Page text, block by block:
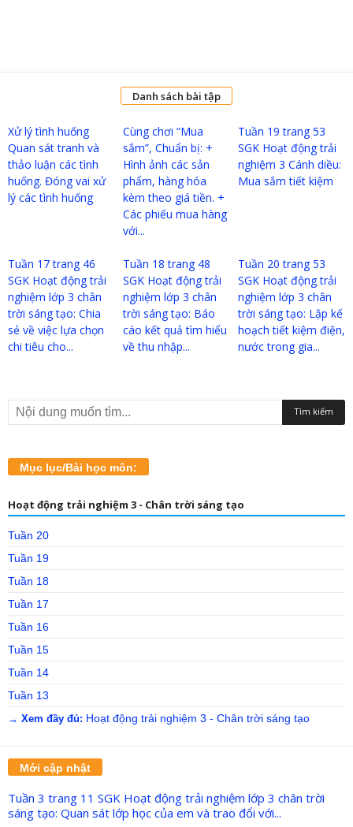
Danh sách bài tập
Xử lý tình huống
Quan sát tranh và
thảo luận các tình
huống. Đóng vai xử
lý các tình huống
Cùng chơi “Mua
sắm”, Chuẩn bị: +
Hình ảnh các sản
phẩm, hàng hóa
kèm theo giá tiền. +
Các phiếu mua hàng
với...
Tuần 19 trang 53
SGK Hoạt động trải
nghiệm 3 Cánh diều:
Mua sắm tiết kiệm
Tuần 17 trang 46
SGK Hoạt động trải
nghiệm lớp 3 chân
trời sáng tạo: Chia
sẻ về việc lựa chọn
chi tiêu cho...
Tuần 18 trang 48
SGK Hoạt động trải
nghiệm lớp 3 chân
trời sáng tạo: Báo
cáo kết quả tìm hiểu
về thu nhập...
Tuần 20 trang 53
SGK Hoạt động trải
nghiệm lớp 3 chân
trời sáng tạo: Lập kế
hoạch tiết kiệm điện,
nước trong gia...
Mục lục/Bài học môn:
Hoạt động trải nghiệm 3 - Chân trời sáng tạo
Tuần 20
Tuần 19
Tuần 18
Tuần 17
Tuần 16
Tuần 15
Tuần 14
Tuần 13
→ Xem đầy đủ: Hoạt động trải nghiệm 3 - Chân trời sáng tạo
Mới cập nhật
Tuần 3 trang 11 SGK Hoạt động trải nghiệm lớp 3 chân trời
sáng tạo: Quan sát lớp học của em và trao đổi với...